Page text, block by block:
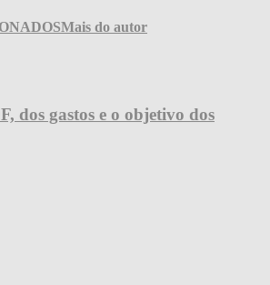
Mais do autor
dos gastos e o objetivo dos